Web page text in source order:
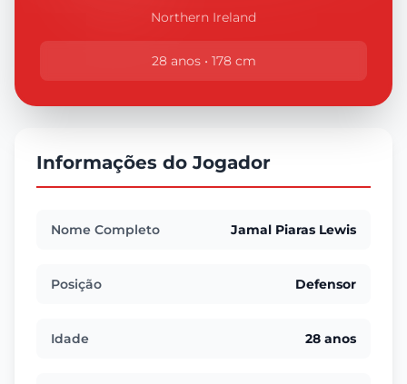
Northern Ireland
28 anos • 178 cm
Informações do Jogador
Nome Completo Jamal Piaras Lewis
Posição Defensor
Idade 28 anos